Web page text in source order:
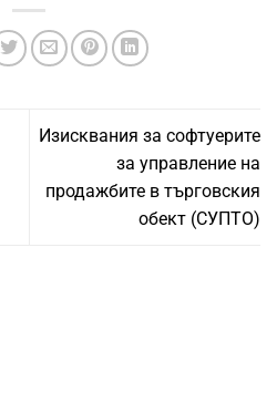
Изисквания за софтуерите
за управление на
продажбите в търговския
обект (СУПТО)